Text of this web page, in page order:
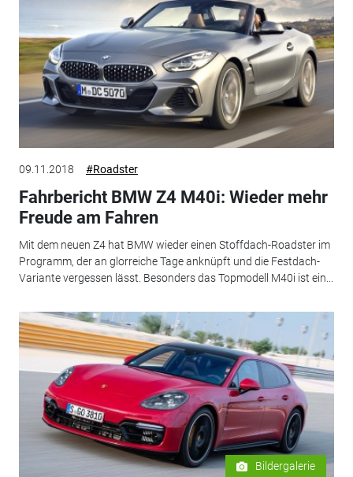
09.11.2018 #Roadster
Fahrbericht BMW Z4 M40i: Wieder mehr
Freude am Fahren
Mit dem neuen Z4 hat BMW wieder einen Stoffdach-Roadster im
Programm, der an glorreiche Tage anknüpft und die Festdach-
Variante vergessen lässt. Besonders das Topmodell M40i ist ein...
Bildergalerie